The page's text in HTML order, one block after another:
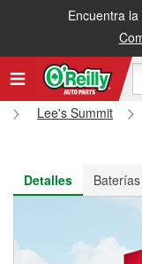
Encuentra
Recibe tu orden
Lee's Summit
Detalles